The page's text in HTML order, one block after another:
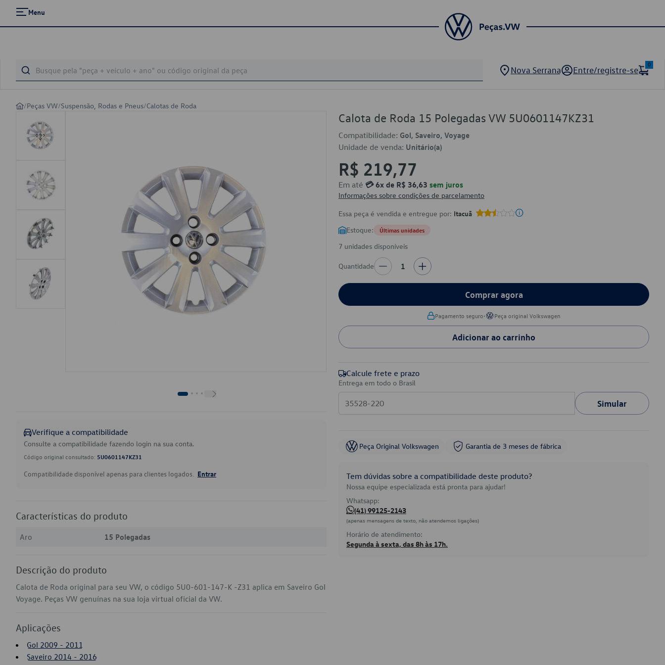
Menu
Nova Serrana Entre/registre-se
0
/Peças VW/Suspensão, Rodas e Pneus/Calotas de Roda
Verifique a compatibilidade
Consulte a compatibilidade fazendo login na sua conta.
Código original consultado: 5U0601147KZ31
Compatibilidade disponível apenas para clientes logados. Entrar
Características do produto
Aro 15 Polegadas
Descrição do produto
Calota de Roda original para seu VW, o código 5U0-601-147-K -Z31 aplica em Saveiro Gol
Voyage. Peças VW genuínas na sua loja virtual oficial da VW.
Aplicações
Gol 2009 - 2011
Saveiro 2014 - 2016
Calota de Roda 15 Polegadas VW 5U0601147KZ31
Compatibilidade: Gol, Saveiro, Voyage
Unidade de venda: Unitário(a)
R$ 219,77
Em até 💳 6x de R$ 36,63 sem juros
Informações sobre condições de parcelamento
Essa peça é vendida e entregue por: Itacuã
Estoque: Últimas unidades
7 unidades disponíveis
Quantidade 1
Comprar agora
Pagamento seguro• Peça original Volkswagen
Adicionar ao carrinho
Calcule frete e prazo
Entrega em todo o Brasil
Simular
Peça Original Volkswagen Garantia de 3 meses de fábrica
Tem dúvidas sobre a compatibilidade deste produto?
Nossa equipe especializada está pronta para ajudar!
Whatsapp:
(41) 99125-2143
(apenas mensagens de texto, não atendemos ligações)
Horário de atendimento:
Segunda à sexta, das 8h às 17h.